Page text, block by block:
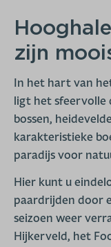
zijn
In het hart van
ligt het sfeervolle
bossen,
karakteristieke
paradijs voor
Hier kunt u
paardrijden door
seizoen weer
Hijkerveld, het